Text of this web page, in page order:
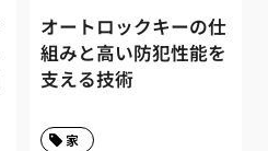
オートロックキーの仕
組みと高い防犯性能を
支える技術
家